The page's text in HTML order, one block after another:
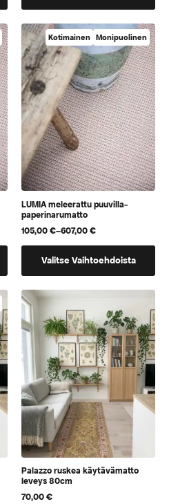
vaihtoehtoja,
jotka
voidaan
valita
tuotteen
sivulla
Kotimainen Monipuolinen
LUMIA meleerattu puuvilla-
paperinarumatto
105,00€–607,00€
Hintaluokka:
105,00 €
607,00 €
Valitse Vaihtoehdoista
useampi
muunnelma.
Voit
tehdä
valinnat
tuotteen
sivulla.
Palazzo ruskea käytävämatto
leveys 80cm
70,00€